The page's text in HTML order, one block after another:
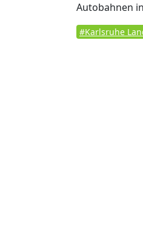
Autobahnen
#Karlsruhe